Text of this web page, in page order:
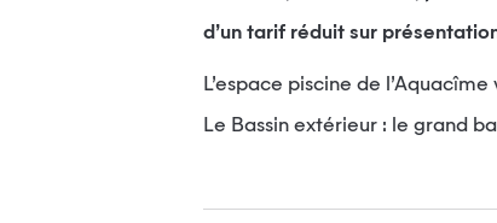
d’un tarif réduit sur
L’espace piscine de
Le Bassin extérieur : le grand